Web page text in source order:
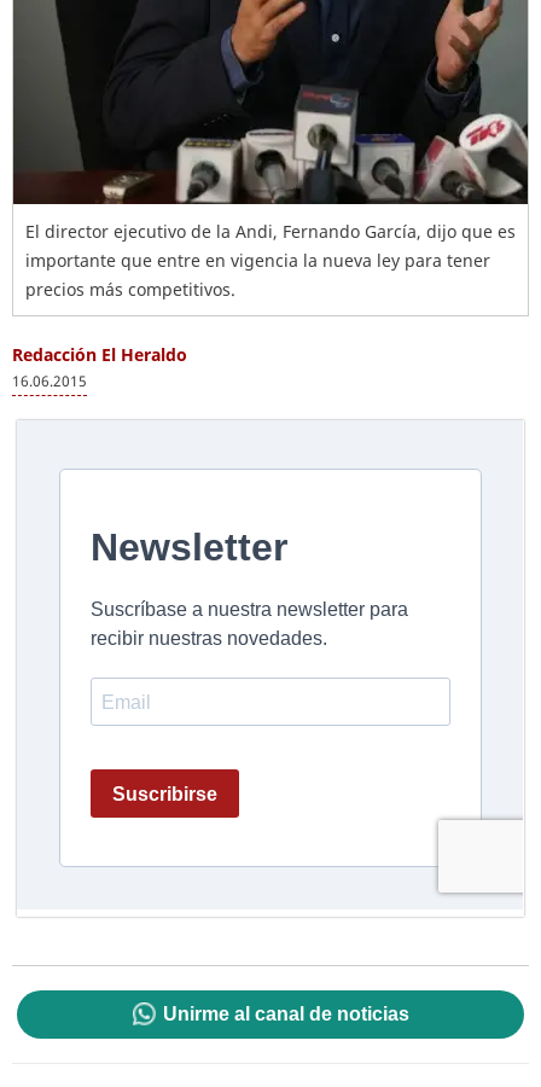
El director ejecutivo de la Andi, Fernando García, dijo que es
importante que entre en vigencia la nueva ley para tener
precios más competitivos.
Redacción El Heraldo
16.06.2015
Unirme al canal de noticias